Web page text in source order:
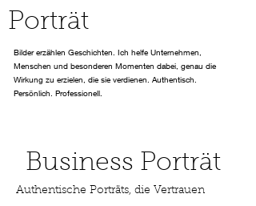
Porträt
Bilder erzählen Geschichten. Ich helfe Unternehmen,
Menschen und besonderen Momenten dabei, genau die
Wirkung zu erzielen, die sie verdienen. Authentisch.
Persönlich. Professionell.
Business Porträt
Authentische Porträts, die Vertrauen